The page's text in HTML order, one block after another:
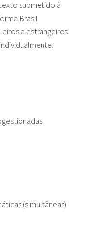
submetido à
Brasil
e estrangeiros
(simultâneas)